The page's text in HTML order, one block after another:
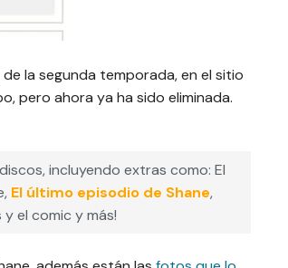
la segunda temporada, en el sitio
pero ahora ya ha sido eliminada.
incluyendo extras como: El
El último episodio de Shane,
el comic y más!